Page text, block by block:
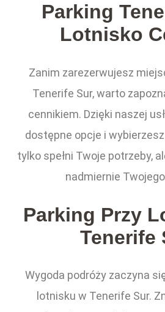
Parking
Lotnisko
Zanim zarezerwujesz
Tenerife Sur, warto
cennikiem. Dzięki naszej
dostępne opcje i
tylko spełni Twoje potrzeby,
nadmiernie
Parking Przy
Tenerife
Wygoda podróży zaczyna
lotnisku w Tenerife Sur.